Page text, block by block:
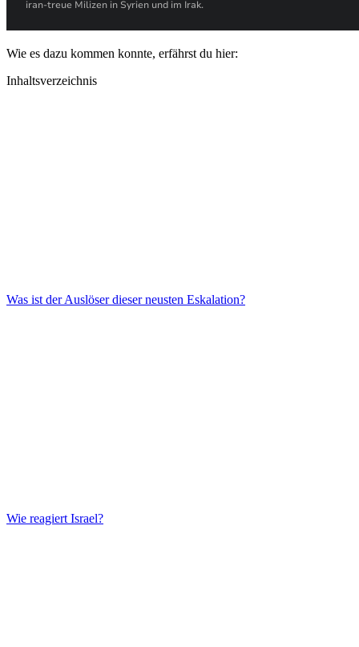
Wie es dazu kommen konnte, erfährst du hier:
Inhaltsverzeichnis
Was ist der Auslöser dieser neusten Eskalation?
Wie reagiert Israel?